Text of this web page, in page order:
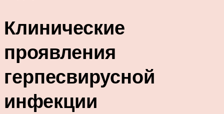
Клинические
проявления
герпесвирусной
инфекции